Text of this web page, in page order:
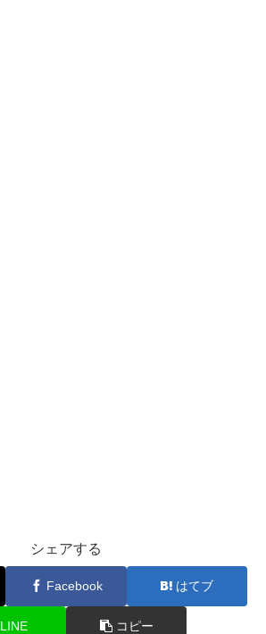
シェアする
Facebook はてブ
LINE コピー